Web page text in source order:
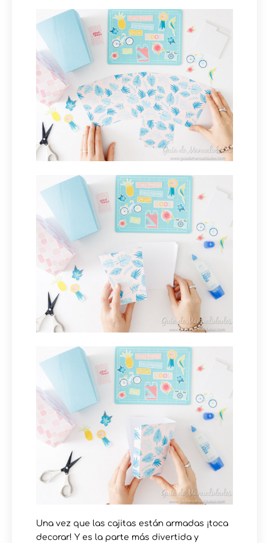
Una vez que las cajitas están armadas ¡toca
decorar! Y es la parte más divertida y